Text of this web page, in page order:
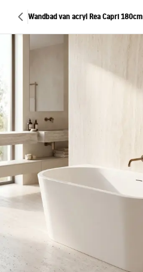
Wandbad van acryl Rea Capri 180cm